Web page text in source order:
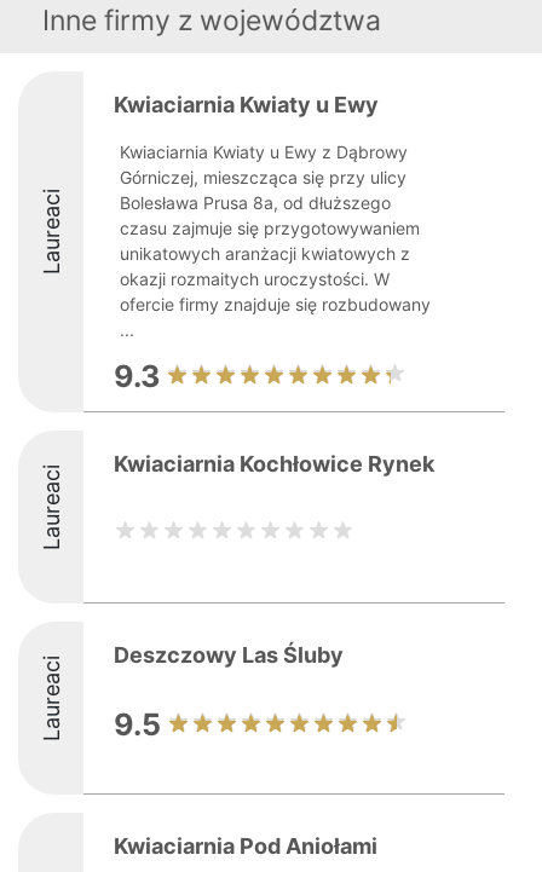
Inne firmy z województwa
Laureaci
Kwiaciarnia Kwiaty u Ewy
Kwiaciarnia Kwiaty u Ewy z Dąbrowy
Górniczej, mieszcząca się przy ulicy
Bolesława Prusa 8a, od dłuższego
czasu zajmuje się przygotowywaniem
unikatowych aranżacji kwiatowych z
okazji rozmaitych uroczystości. W
ofercie firmy znajduje się rozbudowany
...
9.3
Laureaci Kwiaciarnia Kochłowice Rynek
Laureaci Deszczowy Las Śluby
9.5
Kwiaciarnia Pod Aniołami